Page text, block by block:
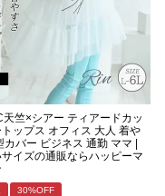
天竺×シアー ティアードカッ
トップス オフィス 大人 着や
カバー ビジネス 通勤 ママ |
イズの通販ならハッピーマ
30%OFF